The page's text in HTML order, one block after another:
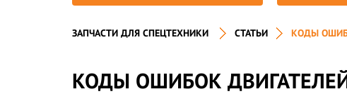
ЗАПЧАСТИ ДЛЯ СПЕЦТЕХНИКИ СТАТЬИ КОДЫ
КОДЫ ОШИБОК ДВИГАТЕЛЕЙ